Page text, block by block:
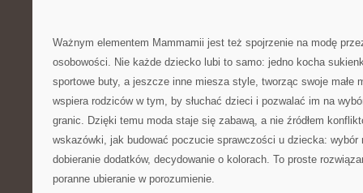
Ważnym elementem Mammamii jest też spojrzenie na modę
osobowości. Nie każde dziecko lubi to samo: jedno kocha
sportowe buty, a jeszcze inne miesza style, tworząc swoje małe
wspiera rodziców w tym, by słuchać dzieci i pozwalać im na
granic. Dzięki temu moda staje się zabawą, a nie źródłem
wskazówki, jak budować poczucie sprawczości u dziecka: wybór
dobieranie dodatków, decydowanie o kolorach. To proste
poranne ubieranie w porozumienie.